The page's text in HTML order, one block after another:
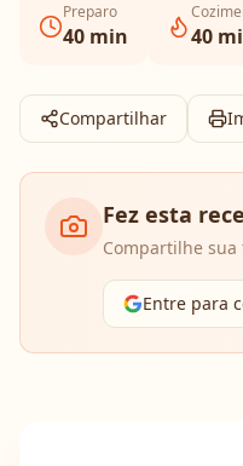
Preparo
40 min 40
Compartilhar
Fez esta
Compartilhe
Entre para